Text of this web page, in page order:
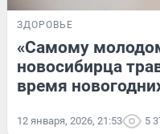
ЗДОРОВЬЕ
«Самому
новосибирца
время
12 января, 2026, 21:53 5